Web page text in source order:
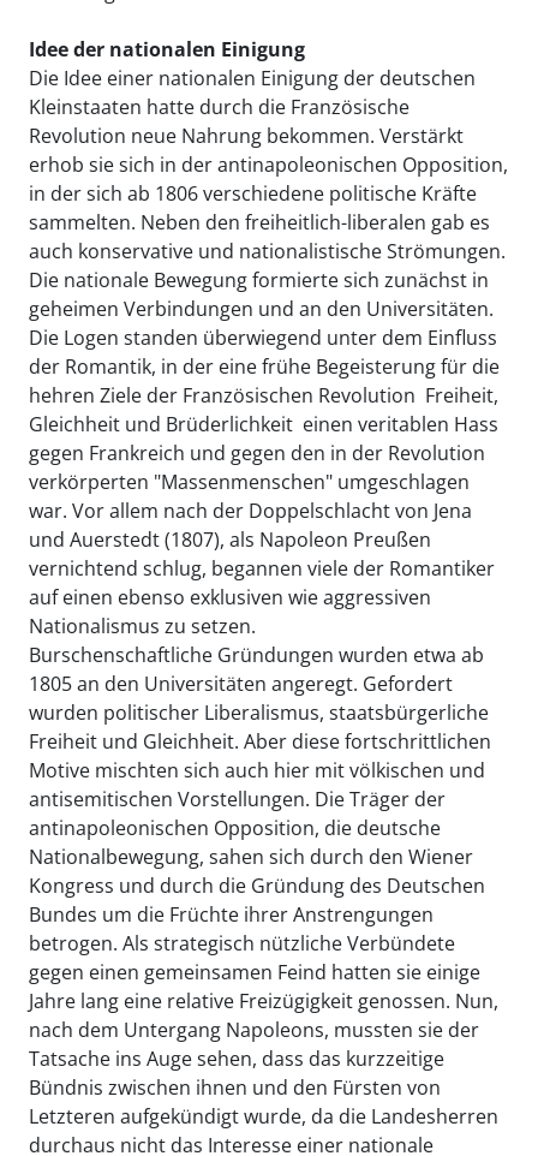
Idee der nationalen Einigung
Die Idee einer nationalen Einigung der deutschen
Kleinstaaten hatte durch die Französische
Revolution neue Nahrung bekommen. Verstärkt
erhob sie sich in der antinapoleonischen Opposition,
in der sich ab 1806 verschiedene politische Kräfte
sammelten. Neben den freiheitlich-liberalen gab es
auch konservative und nationalistische Strömungen.
Die nationale Bewegung formierte sich zunächst in
geheimen Verbindungen und an den Universitäten.
Die Logen standen überwiegend unter dem Einfluss
der Romantik, in der eine frühe Begeisterung für die
hehren Ziele der Französischen Revolution  Freiheit,
Gleichheit und Brüderlichkeit  einen veritablen Hass
gegen Frankreich und gegen den in der Revolution
verkörperten "Massenmenschen" umgeschlagen
war. Vor allem nach der Doppelschlacht von Jena
und Auerstedt (1807), als Napoleon Preußen
vernichtend schlug, begannen viele der Romantiker
auf einen ebenso exklusiven wie aggressiven
Nationalismus zu setzen.
Burschenschaftliche Gründungen wurden etwa ab
1805 an den Universitäten angeregt. Gefordert
wurden politischer Liberalismus, staatsbürgerliche
Freiheit und Gleichheit. Aber diese fortschrittlichen
Motive mischten sich auch hier mit völkischen und
antisemitischen Vorstellungen. Die Träger der
antinapoleonischen Opposition, die deutsche
Nationalbewegung, sahen sich durch den Wiener
Kongress und durch die Gründung des Deutschen
Bundes um die Früchte ihrer Anstrengungen
betrogen. Als strategisch nützliche Verbündete
gegen einen gemeinsamen Feind hatten sie einige
Jahre lang eine relative Freizügigkeit genossen. Nun,
nach dem Untergang Napoleons, mussten sie der
Tatsache ins Auge sehen, dass das kurzzeitige
Bündnis zwischen ihnen und den Fürsten von
Letzteren aufgekündigt wurde, da die Landesherren
durchaus nicht das Interesse einer nationale